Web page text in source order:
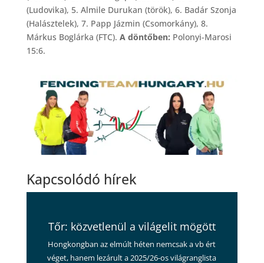
(Ludovika), 5. Almile Durukan (török), 6. Badár Szonja
(Halásztelek), 7. Papp Jázmin (Csomorkány), 8.
Márkus Boglárka (FTC). A döntőben: Polonyi-Marosi
15:6.
Kapcsolódó hírek
Tőr: közvetlenül a világelit mögött
Hongkongban az elmúlt héten nemcsak a vb ért
véget, hanem lezárult a 2025/26-os világranglista